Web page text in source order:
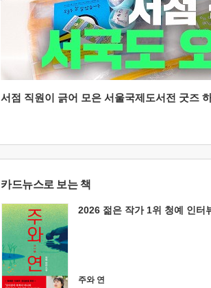
서점 직원이 긁어 모은 서울국제도서전 굿즈
카드뉴스로 보는 책
2026 젊은 작가 1위 청예 인터
주와 연